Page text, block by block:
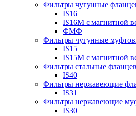
Фильтры чугунные
IS16
IS16M с магнитной
ФМФ
Фильтры чугунные
IS15
IS15M c магнитной
Фильтры стальные
IS40
Фильтры нержавеющие
IS31
Фильтры нержавеющие
IS30